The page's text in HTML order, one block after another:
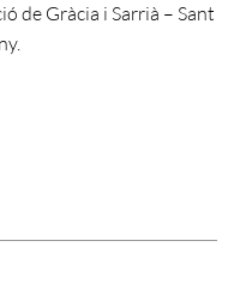
de Gràcia i Sarrià – Sant